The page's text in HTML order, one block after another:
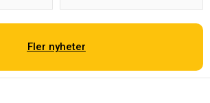
Fler nyheter